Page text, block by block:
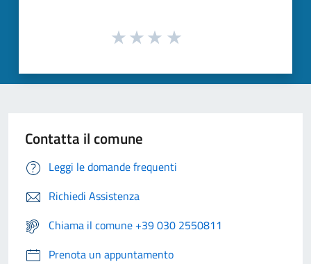
Contatta il comune
Leggi le domande frequenti
Richiedi Assistenza
Chiama il comune +39 030 2550811
Prenota un appuntamento